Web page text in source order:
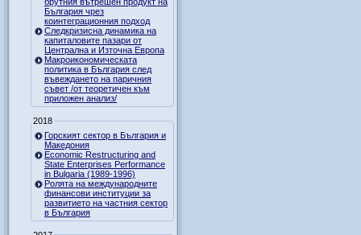
България чрез
коинтеграционния подход
Следкризисна динамика на
капиталовите пазари от
Централна и Източна Европа
Макроикономическата
политика в България след
въвеждането на паричния
съвет /от теоретичен към
приложен анализ/
2018
Горският сектор в България и
Македония
Economic Restructuring and
State Enterprises Performance
in Bulgaria (1989-1996)
Ролята на международните
финансови институции за
развитието на частния сектор
в България